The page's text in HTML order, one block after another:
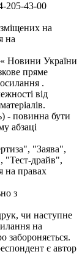
205-43-00
на
на
« Новини України
пряме
.
від
- повинна бути
абзаці
"Заява",
"Тест-драйв",
на правах
з
чи наступне
на
забороняється.
є автор